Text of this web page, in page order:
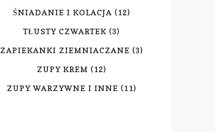
ŚNIADANIE I KOLACJA (12)
TŁUSTY CZWARTEK (3)
ZAPIEKANKI ZIEMNIACZANE (3)
ZUPY KREM (12)
ZUPY WARZYWNE I INNE (11)